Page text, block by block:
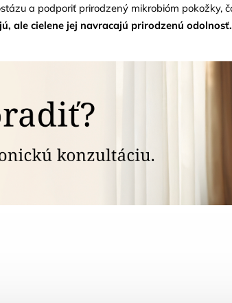
a podporiť prirodzený mikrobióm pokožky,
ale cielene jej navracajú prirodzenú odolnosť.